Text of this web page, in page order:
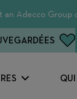
an Adecco